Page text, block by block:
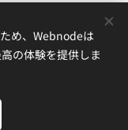
る
め、Webnodeは
の体験を提供しま